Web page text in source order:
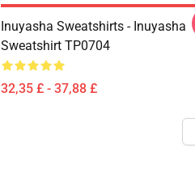
Inuyasha Sweatshirts - Inuyasha
Sweatshirt TP0704
32,35 £ - 37,88 £